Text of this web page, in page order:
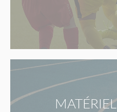
MATÉRIEL